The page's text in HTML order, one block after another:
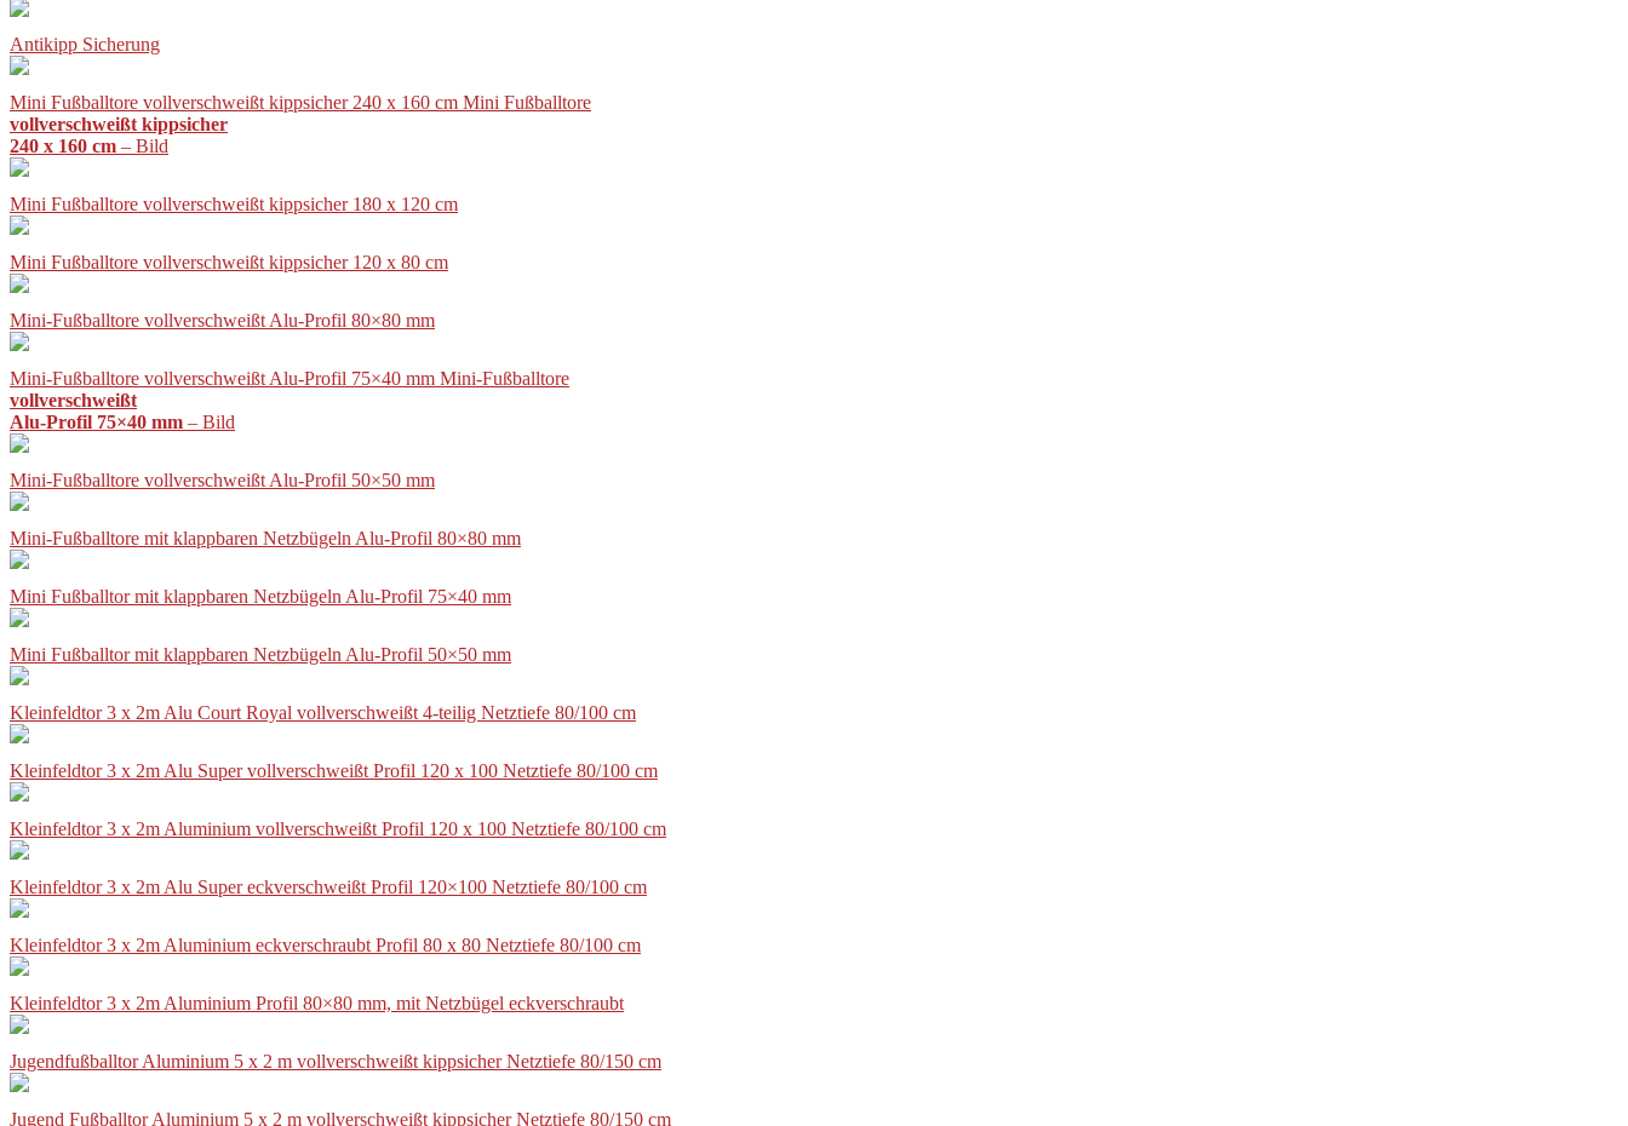
Antikipp Sicherung
Mini Fußballtore vollverschweißt kippsicher 240 x 160 cm Mini Fußballtore
vollverschweißt kippsicher
240 x 160 cm – Bild
Mini Fußballtore vollverschweißt kippsicher 180 x 120 cm
Mini Fußballtore vollverschweißt kippsicher 120 x 80 cm
Mini-Fußballtore vollverschweißt Alu-Profil 80×80 mm
Mini-Fußballtore vollverschweißt Alu-Profil 75×40 mm Mini-Fußballtore
vollverschweißt
Alu-Profil 75×40 mm – Bild
Mini-Fußballtore vollverschweißt Alu-Profil 50×50 mm
Mini-Fußballtore mit klappbaren Netzbügeln Alu-Profil 80×80 mm
Mini Fußballtor mit klappbaren Netzbügeln Alu-Profil 75×40 mm
Mini Fußballtor mit klappbaren Netzbügeln Alu-Profil 50×50 mm
Kleinfeldtor 3 x 2m Alu Court Royal vollverschweißt 4-teilig Netztiefe 80/100 cm
Kleinfeldtor 3 x 2m Alu Super vollverschweißt Profil 120 x 100 Netztiefe 80/100 cm
Kleinfeldtor 3 x 2m Aluminium vollverschweißt Profil 120 x 100 Netztiefe 80/100 cm
Kleinfeldtor 3 x 2m Alu Super eckverschweißt Profil 120×100 Netztiefe 80/100 cm
Kleinfeldtor 3 x 2m Aluminium eckverschraubt Profil 80 x 80 Netztiefe 80/100 cm
Kleinfeldtor 3 x 2m Aluminium Profil 80×80 mm, mit Netzbügel eckverschraubt
Jugendfußballtor Aluminium 5 x 2 m vollverschweißt kippsicher Netztiefe 80/150 cm
Jugend Fußballtor Aluminium 5 x 2 m vollverschweißt kippsicher Netztiefe 80/150 cm